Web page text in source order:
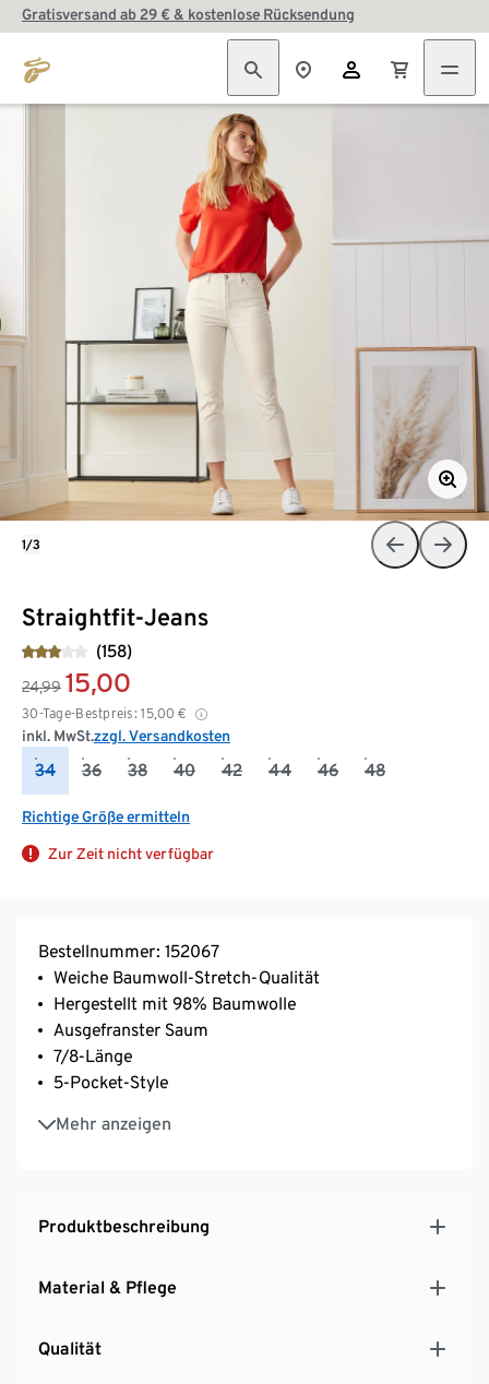
Gratisversand ab 29 € & kostenlose Rücksendung
Straightfit-Jeans
(158)
24,99 15,00
30-Tage-Bestpreis: 15,00 €
inkl. MwSt.zzgl. Versandkosten
34 36 38 40 42 44 46 48
Richtige Größe ermitteln
Zur Zeit nicht verfügbar
1/3
Bestellnummer: 152067
Weiche Baumwoll-Stretch-Qualität
Hergestellt mit 98% Baumwolle
Ausgefranster Saum
7/8-Länge
5-Pocket-Style
Mehr anzeigen
Bund mit Knopf, Reißverschluss und
Gürtelschlaufen
Produktbeschreibung
Material & Pflege
Qualität